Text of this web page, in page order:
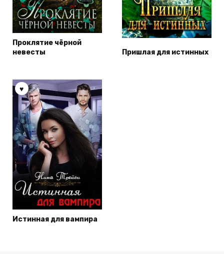
Проклятие чёрной
невесты
Пришлая для истинных
Истинная для вампира